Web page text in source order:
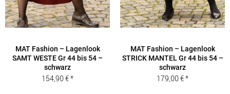
MAT Fashion – Lagenlook
SAMT WESTE Gr 44 bis 54 –
schwarz
154,90€
MAT Fashion – Lagenlook
STRICK MANTEL Gr 44 bis 54 –
schwarz
179,00€